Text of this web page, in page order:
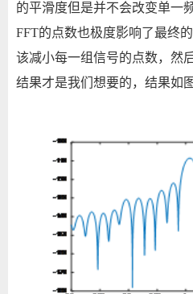
的平滑度但是并不会改变单一
FFT的点数也极度影响了最终
该减小每一组信号的点数，然
结果才是我们想要的，结果如图